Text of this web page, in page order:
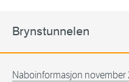
Brynstunnelen
Naboinformasjon november